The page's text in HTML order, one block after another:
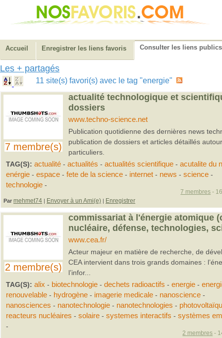
Accueil Enregistrer les liens favoris Consulter les liens publics
Les + partagés
11 site(s) favori(s) avec le tag "energie"
7 membre(s)
actualité technologique et
dossiers
www.techno-science.net
Publication quotidienne des dernières news
publication de dossiers et articles détaillés
particuliers.
TAG(S): actualité - actualités - actualités scientifique - acutalite du
enérgie - espace - fete de la science - internet - news - science -
technologie -
Par mehmet74 | Envoyer à un Ami(e) | Enregistrer
7 membres -
2 membre(s)
commissariat à l'énergie atomique
nucléaire, défense, technologies,
www.cea.fr/
Acteur majeur en matière de recherche, de
CEA intervient dans trois grands domaines :
l’infor...
TAG(S): alix - biotechnologie - dechets radioactifs - energie -
renouvelable - hydrogène - imagerie medicale - nanoscience -
nanosciences - nanotechnologie - nanotechnologies -
reacteurs nucléaires - solaire - systemes interactifs - systèmes
-
2 membres -